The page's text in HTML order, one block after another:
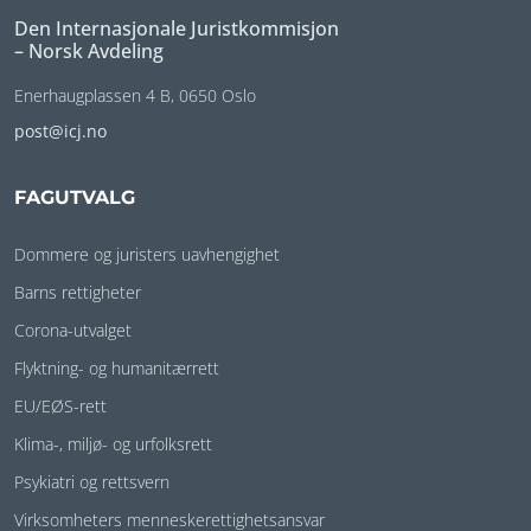
Den Internasjonale Juristkommisjon
– Norsk Avdeling
Enerhaugplassen 4 B, 0650 Oslo
post@icj.no
FAGUTVALG
Dommere og juristers uavhengighet
Barns rettigheter
Corona-utvalget
Flyktning- og humanitærrett
EU/EØS-rett
Klima-, miljø- og urfolksrett
Psykiatri og rettsvern
Virksomheters menneskerettighetsansvar